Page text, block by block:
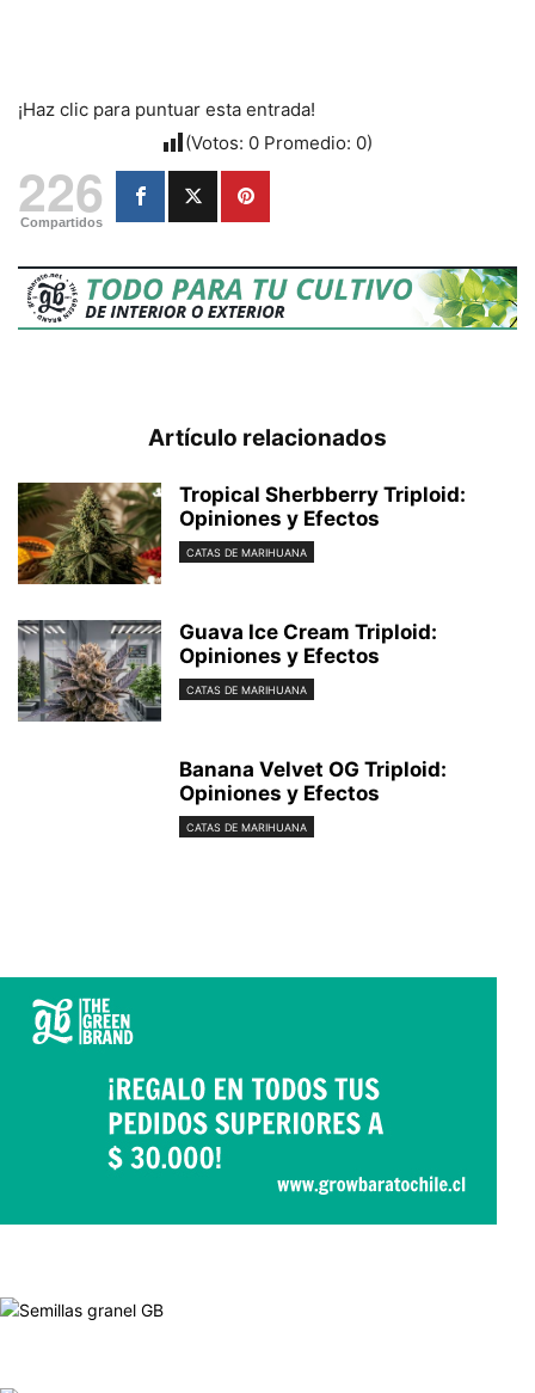
¡Haz clic para puntuar esta entrada!
(Votos: 0 Promedio: 0)
226
Compartidos
Artículo relacionados
Tropical Sherbberry Triploid:
Opiniones y Efectos
CATAS DE MARIHUANA
Guava Ice Cream Triploid:
Opiniones y Efectos
CATAS DE MARIHUANA
Banana Velvet OG Triploid:
Opiniones y Efectos
CATAS DE MARIHUANA